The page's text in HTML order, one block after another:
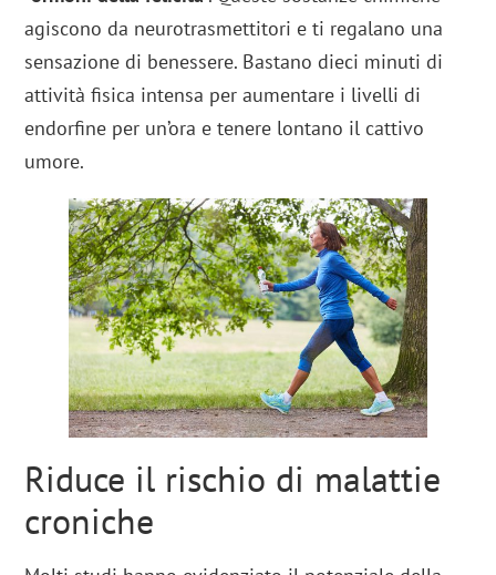
agiscono da neurotrasmettitori e ti regalano una
sensazione di benessere. Bastano dieci minuti di
attività fisica intensa per aumentare i livelli di
endorfine per un’ora e tenere lontano il cattivo
umore.
Riduce il rischio di malattie
croniche